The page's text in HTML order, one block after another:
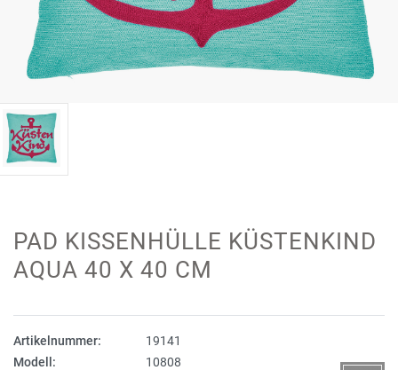
PAD KISSENHÜLLE KÜSTENKIND
AQUA 40 X 40 CM
Artikelnummer:
19141
Modell:
10808